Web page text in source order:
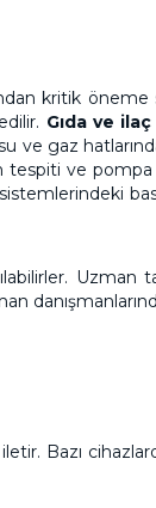
kritik öneme
Gıda ve
ve gaz
tespiti ve
Uzman
Bazı